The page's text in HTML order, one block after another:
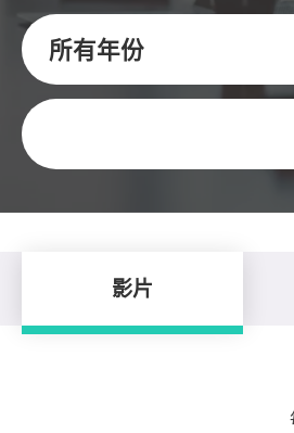
所有年份
關鍵字
影片